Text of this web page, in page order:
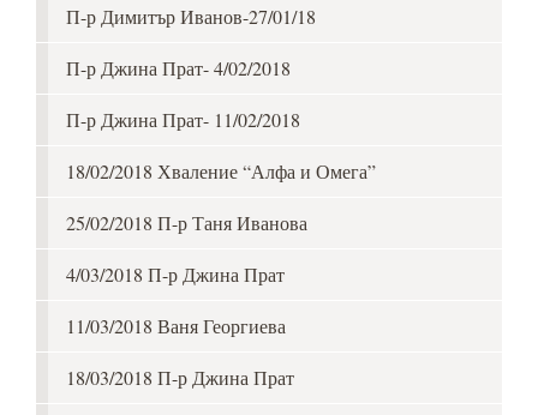
П-р Димитър Иванов-27/01/18
П-р Джина Прат- 4/02/2018
П-р Джина Прат- 11/02/2018
18/02/2018 Хваление “Алфа и Омега”
25/02/2018 П-р Таня Иванова
4/03/2018 П-р Джина Прат
11/03/2018 Ваня Георгиева
18/03/2018 П-р Джина Прат